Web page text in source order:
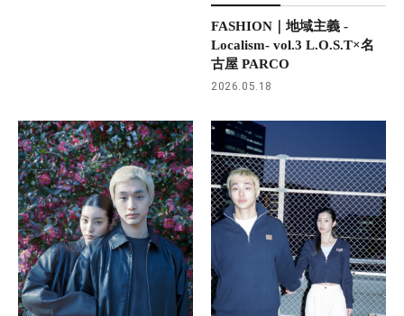
FASHION｜地域主義 -
Localism- vol.3 L.O.S.T×名
古屋 PARCO
2026.05.18